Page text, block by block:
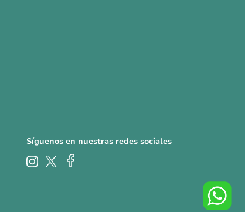
Síguenos en nuestras redes sociales